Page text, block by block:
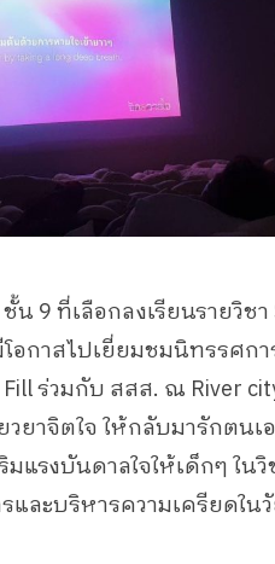
9 ที่เลือกลงเรียนรายวิชา
กาสไปเยี่ยมชมนิทรรศการ
ร่วมกับ สสส. ณ River
ยาจิตใจ ให้กลับมารักตนเ
แรงบันดาลใจให้เด็กๆ ใน
ละบริหารความเครียดใน